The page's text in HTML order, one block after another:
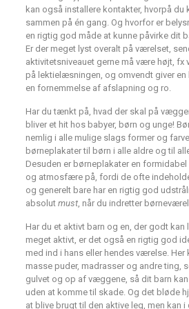
kan også installere kontakter, hvorpå du
sammen på én gang. Og hvorfor er
en rigtig god måde at kunne påvirke dit
Er der meget lyst overalt på værelset,
aktivitetsniveauet gerne må være højt, fx
på lektielæsningen, og omvendt giver en
en fornemmelse af afslapning og ro.
Har du tænkt på, hvad der skal på
bliver et hit hos babyer, børn og unge!
nemlig i alle mulige slags former og
børneplakater til børn i alle aldre og til
Desuden er børneplakater en
og atmosfære på, fordi de ofte
og generelt bare har en rigtig god
absolut must, når du indretter
Har du et aktivt barn og en, der godt kan
meget aktivt, er det også en rigtig god
med ind i hans eller hendes værelse.
masse puder, madrasser og andre ting,
gulvet og op af væggene, så dit barn
uden at komme til skade. Og det bløde
at blive brugt til den aktive leg, men kan